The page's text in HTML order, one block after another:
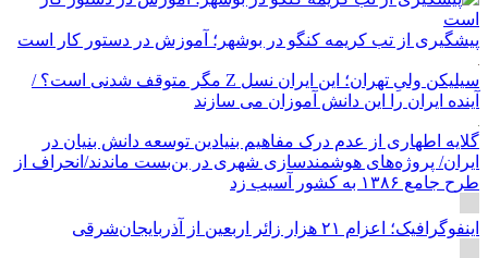
پیشگیری از تب کریمه کنگو در بوشهر؛ آموزش در دستور کار است
سیلیکن ولیِ تهران؛ این ایران نسل Z مگر متوقف شدنی است؟ /
آینده ایران را این دانش آموزان می سازند
گلایه اطهاری از عدم درک مفاهیم بنیادین توسعه دانش بنیان در
ایران/ پروژه‌های هوشمندسازی شهری در بن‌بست ماندند/انحراف از
طرح جامع ۱۳۸۶ به کشور آسیب زد
اینفوگرافیک؛ اعزام ۲۱ هزار زائر اربعین از آذربایجان‌شرقی